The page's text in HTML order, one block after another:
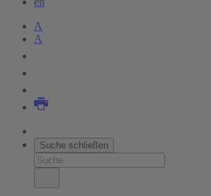
A
A
Suche schließen